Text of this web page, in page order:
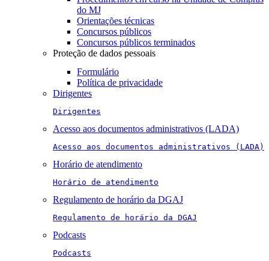
do MJ
Orientações técnicas
Concursos públicos
Concursos públicos terminados
Proteção de dados pessoais
Formulário
Política de privacidade
Dirigentes
Dirigentes
Acesso aos documentos administrativos (LADA)
Acesso aos documentos administrativos (LADA)
Horário de atendimento
Horário de atendimento
Regulamento de horário da DGAJ
Regulamento de horário da DGAJ
Podcasts
Podcasts